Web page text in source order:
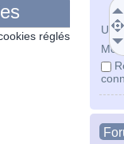
Mot
réglés